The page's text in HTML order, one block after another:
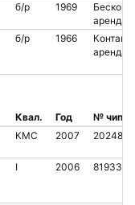
б/р 1969
Бесконт.
аренда
б/р 1966
Контакт.
аренда
Квал. Год
№ чипа
КМС 2007 2024851
I 2006 8193337